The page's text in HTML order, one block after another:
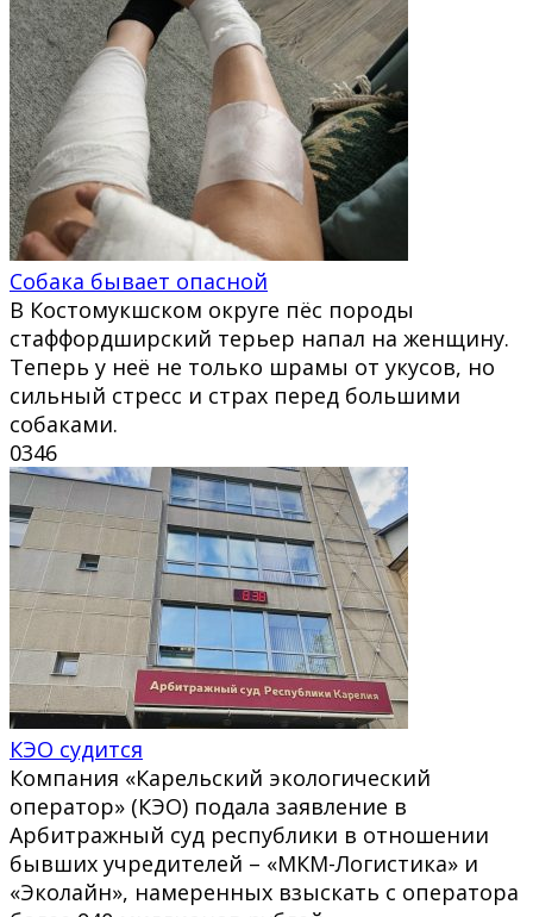
Собака бывает опасной
В Костомукшском округе пёс породы
стаффордширский терьер напал на женщину.
Теперь у неё не только шрамы от укусов, но
сильный стресс и страх перед большими
собаками.
0346
КЭО судится
Компания «Карельский экологический
оператор» (КЭО) подала заявление в
Арбитражный суд республики в отношении
бывших учредителей – «МКМ-Логистика» и
«Эколайн», намеренных взыскать с оператора